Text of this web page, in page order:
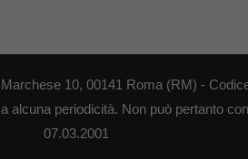
10, 00141 Roma (RM) -
periodicità. Non può pertanto
07.03.2001